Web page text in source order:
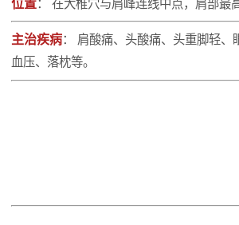
位置： 在大椎穴与肩峰连线中点，肩部最
主治疾病： 肩酸痛、头酸痛、头重脚轻、
血压、落枕等。